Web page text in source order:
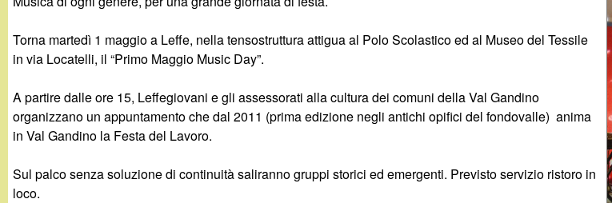
a
n
d
i
Torna martedì 1 maggio a Leffe, nella tensostruttura attigua al Polo Scolastico ed al Museo del Tessile
in via Locatelli, il “Primo Maggio Music Day”.
A partire dalle ore 15, Leffegiovani e gli assessorati alla cultura dei comuni della Val Gandino
organizzano un appuntamento che dal 2011 (prima edizione negli antichi opifici del fondovalle) anima
in Val Gandino la Festa del Lavoro.
Sul palco senza soluzione di continuità saliranno gruppi storici ed emergenti. Previsto servizio ristoro in
loco.